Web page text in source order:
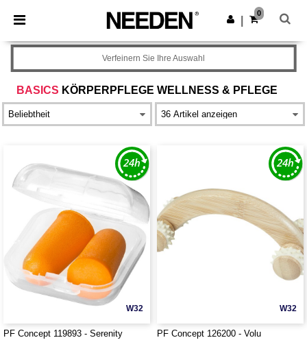
× Needen App
Bessere Preise in der App!
App holen
0
BASICS KÖRPERPFLEGE WELLNESS & PFLEGE
Verfeinern Sie Ihre Auswahl
W32
PF Concept 119893 - Serenity
W32
PF Concept 126200 - Volu